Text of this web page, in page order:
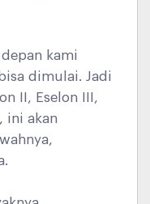
kami
dimulai. Jadi
II, Eselon III,
ini akan